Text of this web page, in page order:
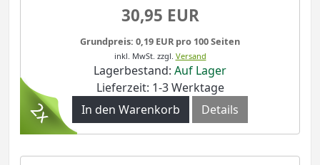
30,95 EUR
Grundpreis: 0,19 EUR pro 100 Seiten
inkl. MwSt. zzgl. Versand
Lagerbestand: Auf Lager
Lieferzeit: 1-3 Werktage
In den Warenkorb
Details